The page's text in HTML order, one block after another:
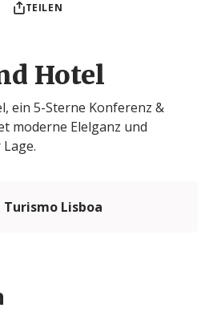
TEILEN
Hotel
ein 5-Sterne Konferenz &
moderne Elelganz und
Lisboa